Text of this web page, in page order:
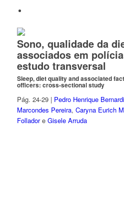
Sono, qualidade da
associados em
estudo transversal
Sleep, diet quality and associated
officers: cross-sectional study
Pág. 24-29 | Pedro Henrique
Marcondes Pereira, Caryna Eurich
Folladore Gisele Arruda